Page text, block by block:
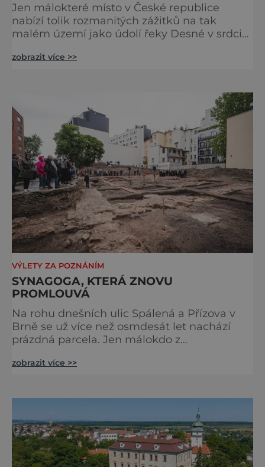
Jen málokteré místo v České republice
nabízí tolik rozmanitých zážitků na tak
malém území jako údolí řeky Desné v srdci
nahlédnout do útrob jedné z
na koloběžce a den zakončit poznáváním
památek ve Velkých Losinách nebo v
termálním parku. [caption
id="attachment_92379" align="
zobrazit více >>
VÝLETY ZA POZNÁNÍM
SYNAGOGA, KTERÁ ZNOVU
PROMLOUVÁ
Na rohu dnešních ulic Spálená a Přízova v
Brně se už více než osmdesát let nachází
prázdná parcela. Jen málokdo z
z největších synagog v českých zemích –
Velká synagoga byla slavnostně otevřena v
roce 1856, v době, kdy se město proměňovalo
v p
zobrazit více >>